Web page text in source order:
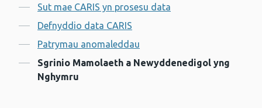
Sut mae CARIS yn prosesu data
Defnyddio data CARIS
Patrymau anomaleddau
Sgrinio Mamolaeth a Newyddenedigol yng
Nghymru